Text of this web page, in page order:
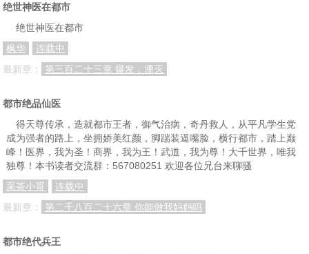
第六十一章 一物降一物
第六十四章 疯癫陈小姐
第六十七章 以血做药引 第六十八章 六角黑虫
第七十章 五雷轰顶
第七十三章 太上不灭神功 第七十四章 阎王来了！ 第七十五章 火眼金睛
第七十六章 张家村 第七十七章 十年之殇 第七十八章 医圣传承
第七十九章 她还是个孩子 第八十章 烤酒锅炼丹
第八十八章 这谁顶得住
绝世神医在都市
绝世神医在都市
枫华
连载中
最新章：
第三百二十三章 爆发，湮灭
都市绝品仙医
得天尊传承，造就都市王者，御气治病，奇丹救人，从平凡学生党
成为强者的路上，坐拥娇美红颜，脚踹装逼嘴脸，横行都市，踏上巅
峰！医界，我为圣！商界，我为王！武道，我为尊！大千世界，唯我
独尊！本书读者交流群：567080251 欢迎各位兄台来聊骚
采茶小哥
连载中
最新章：
第二千八百二十六章 你能做我妈妈吗
都市绝代兵王